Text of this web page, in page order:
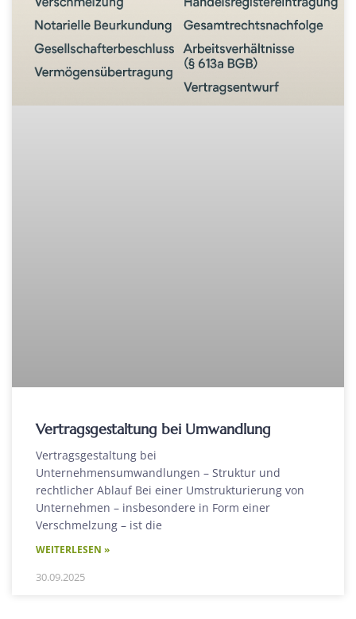
Vertragsgestaltung bei Umwandlung
Vertragsgestaltung bei
Unternehmensumwandlungen – Struktur und
rechtlicher Ablauf Bei einer Umstrukturierung von
Unternehmen – insbesondere in Form einer
Verschmelzung – ist die
WEITERLESEN »
30.09.2025